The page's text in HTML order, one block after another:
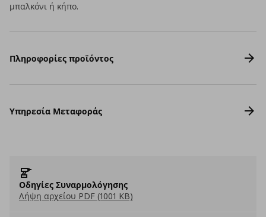
μπαλκόνι ή κήπο.
Πληροφορίες προϊόντος
Υπηρεσία Μεταφοράς
Οδηγίες Συναρμολόγησης
Λήψη αρχείου PDF (1001 KB)